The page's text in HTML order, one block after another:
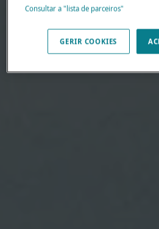
Consultar a "lista de parceiros"
GERIR COOKIES